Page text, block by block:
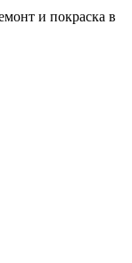
и покраска в